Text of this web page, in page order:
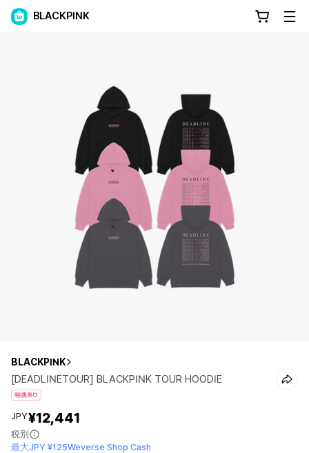
BLACKPINK
BLACKPINK
[DEADLINETOUR] BLACKPINK TOUR HOODIE
特典あり
JPY¥12,441
税別
最大JPY ¥125Weverse Shop Cash